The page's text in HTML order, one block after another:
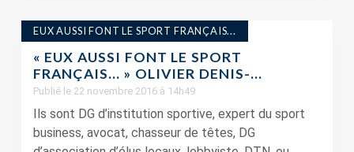
EUX AUSSI FONT LE SPORT FRANÇAIS...
« EUX AUSSI FONT LE SPORT
FRANÇAIS… » OLIVIER DENIS-...
Publié le 22 novembre 2016 à 14h49
Ils sont DG d’institution sportive, expert du sport
business, avocat, chasseur de têtes, DG